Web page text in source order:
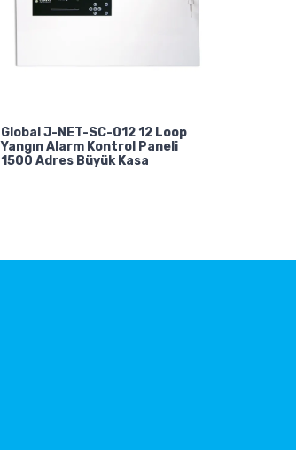
Global J-NET-SC-012 12 Loop
Yangın Alarm Kontrol Paneli
1500 Adres Büyük Kasa